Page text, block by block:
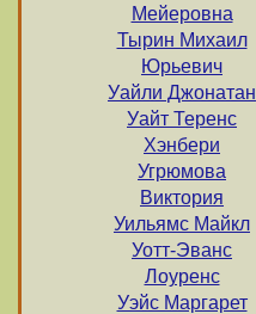
Мейеровна
Тырин Михаил
Юрьевич
Уайли Джонатан
Уайт Теренс
Хэнбери
Угрюмова
Виктория
Уильямс Майкл
Уотт-Эванс
Лоуренс
Уэйс Маргарет